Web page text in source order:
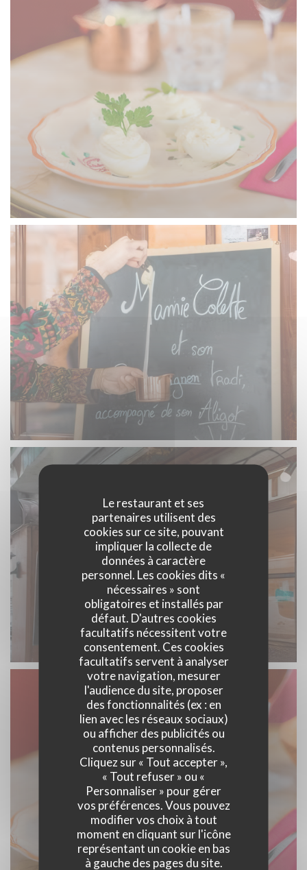
Le restaurant et ses
partenaires utilisent des
cookies sur ce site, pouvant
impliquer la collecte de
données à caractère
personnel. Les cookies dits «
nécessaires » sont
obligatoires et installés par
défaut. D'autres cookies
facultatifs nécessitent votre
consentement. Ces cookies
facultatifs servent à analyser
votre navigation, mesurer
l'audience du site, proposer
des fonctionnalités (ex : en
lien avec les réseaux sociaux)
ou afficher des publicités ou
contenus personnalisés.
Cliquez sur « Tout accepter »,
« Tout refuser » ou «
Personnaliser » pour gérer
vos préférences. Vous pouvez
modifier vos choix à tout
moment en cliquant sur l'icône
représentant un cookie en bas
à gauche des pages du site.